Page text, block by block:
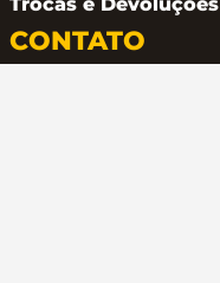
CONTATO